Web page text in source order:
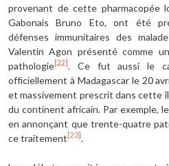
provenant de cette pharmacopée
Gabonais Bruno Eto, ont été
défenses immunitaires des
Valentin Agon présenté comme
pathologie [22] . Ce fut aussi le
officiellement à Madagascar le 20
et massivement prescrit dans cette
du continent africain. Par exemple,
en annonçant que trente-quatre
ce traitement [23] .